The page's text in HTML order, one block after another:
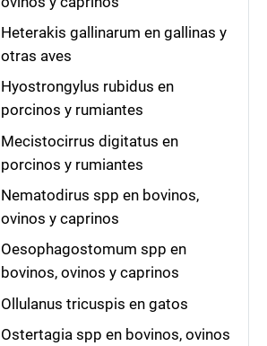
Heterakis gallinarum en gallinas y
otras aves
Hyostrongylus rubidus en
porcinos y rumiantes
Mecistocirrus digitatus en
porcinos y rumiantes
Nematodirus spp en bovinos,
ovinos y caprinos
Oesophagostomum spp en
bovinos, ovinos y caprinos
Ollulanus tricuspis en gatos
Ostertagia spp en bovinos, ovinos